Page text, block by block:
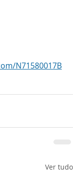
N71580017B
Ver tudo